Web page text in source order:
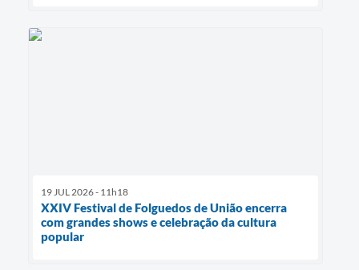
19 JUL 2026 - 11h18
XXIV Festival de Folguedos de União encerra
com grandes shows e celebração da cultura
popular